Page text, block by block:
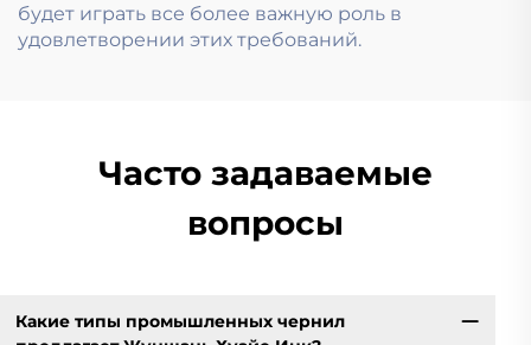
будет играть все более важную роль в
удовлетворении этих требований.
Часто задаваемые
вопросы
Какие типы промышленных чернил